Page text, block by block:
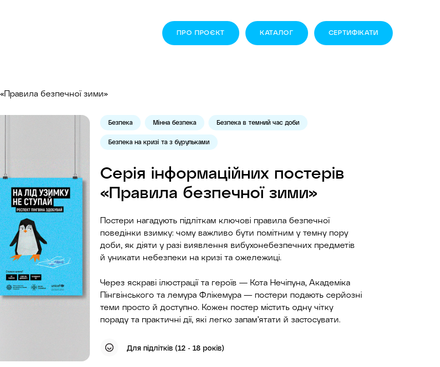
ПРО ПРОЄКТ КАТАЛОГ CЕРТИФІКАТИ
безпечної зими»
Безпека Мінна безпека Безпека в темний час доби
Безпека на кризі та з бурульками
Серія інформаційних постерів
«Правила безпечної зими»
Постери нагадують підліткам ключові правила безпечної
поведінки взимку: чому важливо бути помітним у темну пору
доби, як діяти у разі виявлення вибухонебезпечних предметів
й уникати небезпеки на кризі та ожележиці.
Через яскраві ілюстрації та героїв — Кота Нечіпуна, Академіка
Пінгвінського та лемура Флікемура — постери подають серйозні
теми просто й доступно. Кожен постер містить одну чітку
пораду та практичні дії, які легко запам’ятати й застосувати.
Для підлітків (12 - 18 років)